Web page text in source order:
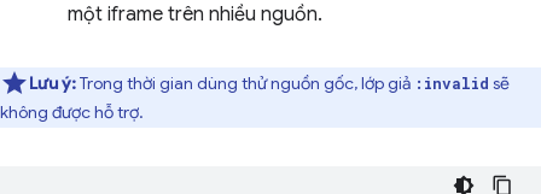
một iframe trên nhiều nguồn.
Lưu ý:Trong thời gian dùng thử nguồn gốc, lớp giả :invalid sẽ
không được hỗ trợ.